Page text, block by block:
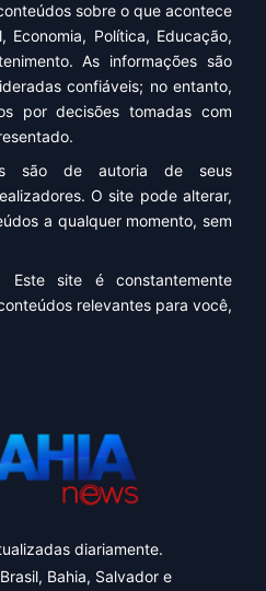
sobre o que acontece
Economia, Política, Educação,
As informações são
confiáveis; no entanto,
por decisões tomadas com
são de autoria de seus
O site pode alterar,
a qualquer momento, sem
Este site é constantemente
relevantes para você,
diariamente.
Bahia, Salvador e